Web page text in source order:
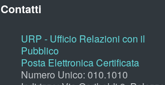
Contatti
URP - Ufficio Relazioni con il
Pubblico
Posta Elettronica Certificata
Numero Unico: 010.1010